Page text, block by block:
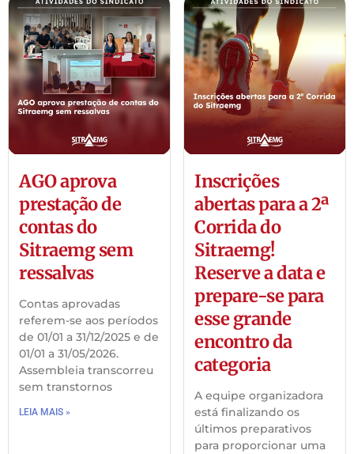
AGO aprova
prestação de
contas do
Sitraemg sem
ressalvas
Contas aprovadas
referem-se aos períodos
de 01/01 a 31/12/2025 e de
01/01 a 31/05/2026.
Assembleia transcorreu
sem transtornos
LEIA MAIS »
Inscrições
abertas para a 2ª
Corrida do
Sitraemg!
Reserve a data e
prepare-se para
esse grande
encontro da
categoria
A equipe organizadora
está finalizando os
últimos preparativos
para proporcionar uma